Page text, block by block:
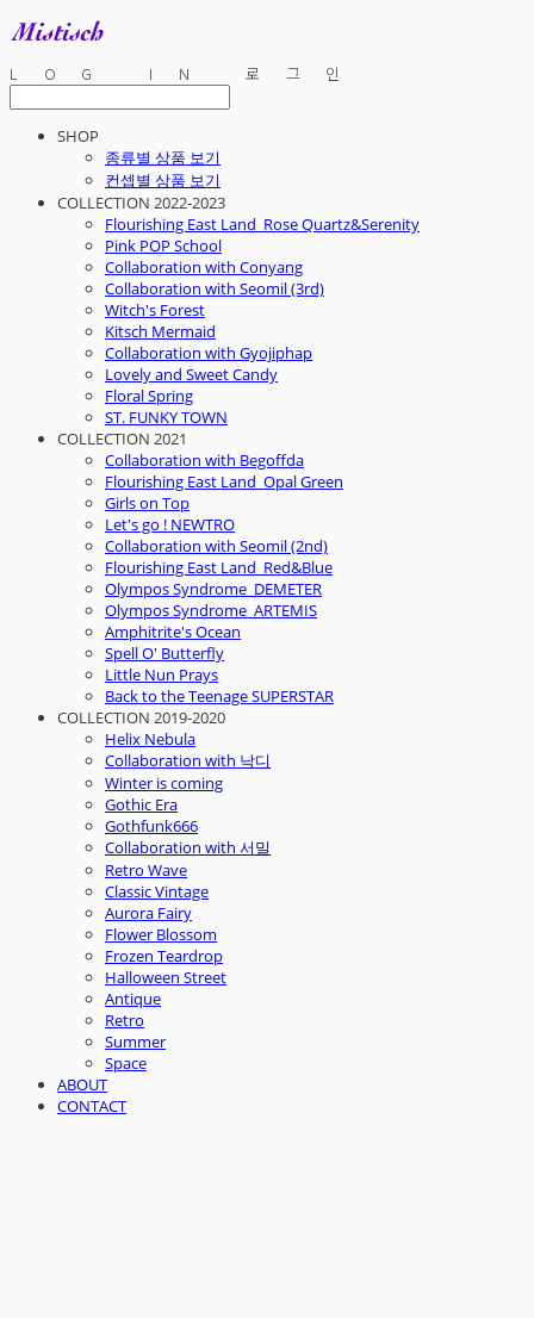
LOG IN 로그인
SHOP
종류별 상품 보기
컨셉별 상품 보기
COLLECTION 2022-2023
Flourishing East Land_Rose Quartz&Serenity
Pink POP School
Collaboration with Conyang
Collaboration with Seomil (3rd)
Witch's Forest
Kitsch Mermaid
Collaboration with Gyojiphap
Lovely and Sweet Candy
Floral Spring
ST. FUNKY TOWN
COLLECTION 2021
Collaboration with Begoffda
Flourishing East Land_Opal Green
Girls on Top
Let's go ! NEWTRO
Collaboration with Seomil (2nd)
Flourishing East Land_Red&Blue
Olympos Syndrome_DEMETER
Olympos Syndrome_ARTEMIS
Amphitrite's Ocean
Spell O' Butterfly
Little Nun Prays
Back to the Teenage SUPERSTAR
COLLECTION 2019-2020
Helix Nebula
Collaboration with 낙디
Winter is coming
Gothic Era
Gothfunk666
Collaboration with 서밀
Retro Wave
Classic Vintage
Aurora Fairy
Flower Blossom
Frozen Teardrop
Halloween Street
Antique
Retro
Summer
Space
ABOUT
CONTACT